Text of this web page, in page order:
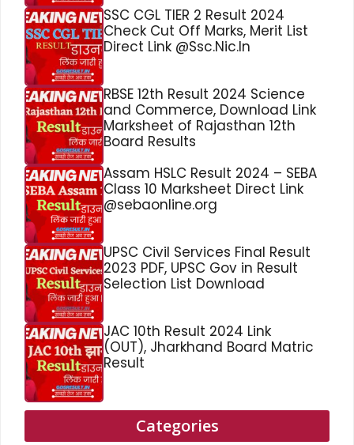
SSC CGL TIER 2 Result 2024
Check Cut Off Marks, Merit List
Direct Link @Ssc.Nic.In
RBSE 12th Result 2024 Science
and Commerce, Download Link
Marksheet of Rajasthan 12th
Board Results
Assam HSLC Result 2024 – SEBA
Class 10 Marksheet Direct Link
@sebaonline.org
UPSC Civil Services Final Result
2023 PDF, UPSC Gov in Result
Selection List Download
JAC 10th Result 2024 Link
(OUT), Jharkhand Board Matric
Result
Categories